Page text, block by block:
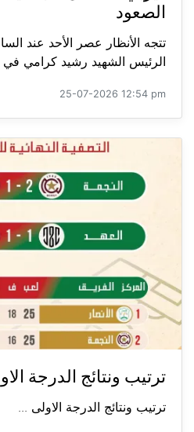
الصعود
تتجه الأنظار عصر الأحد عند
الرئيس الشهيد رشيد كرامي
25-07-2026 12:54 pm
ترتيب ونتائج الدرجة
ترتيب ونتائج الدرجة الاولى ...